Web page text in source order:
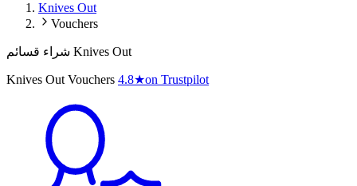
Knives Out
Vouchers
شراء قسائم Knives Out
Knives Out Vouchers 4.8★on Trustpilot